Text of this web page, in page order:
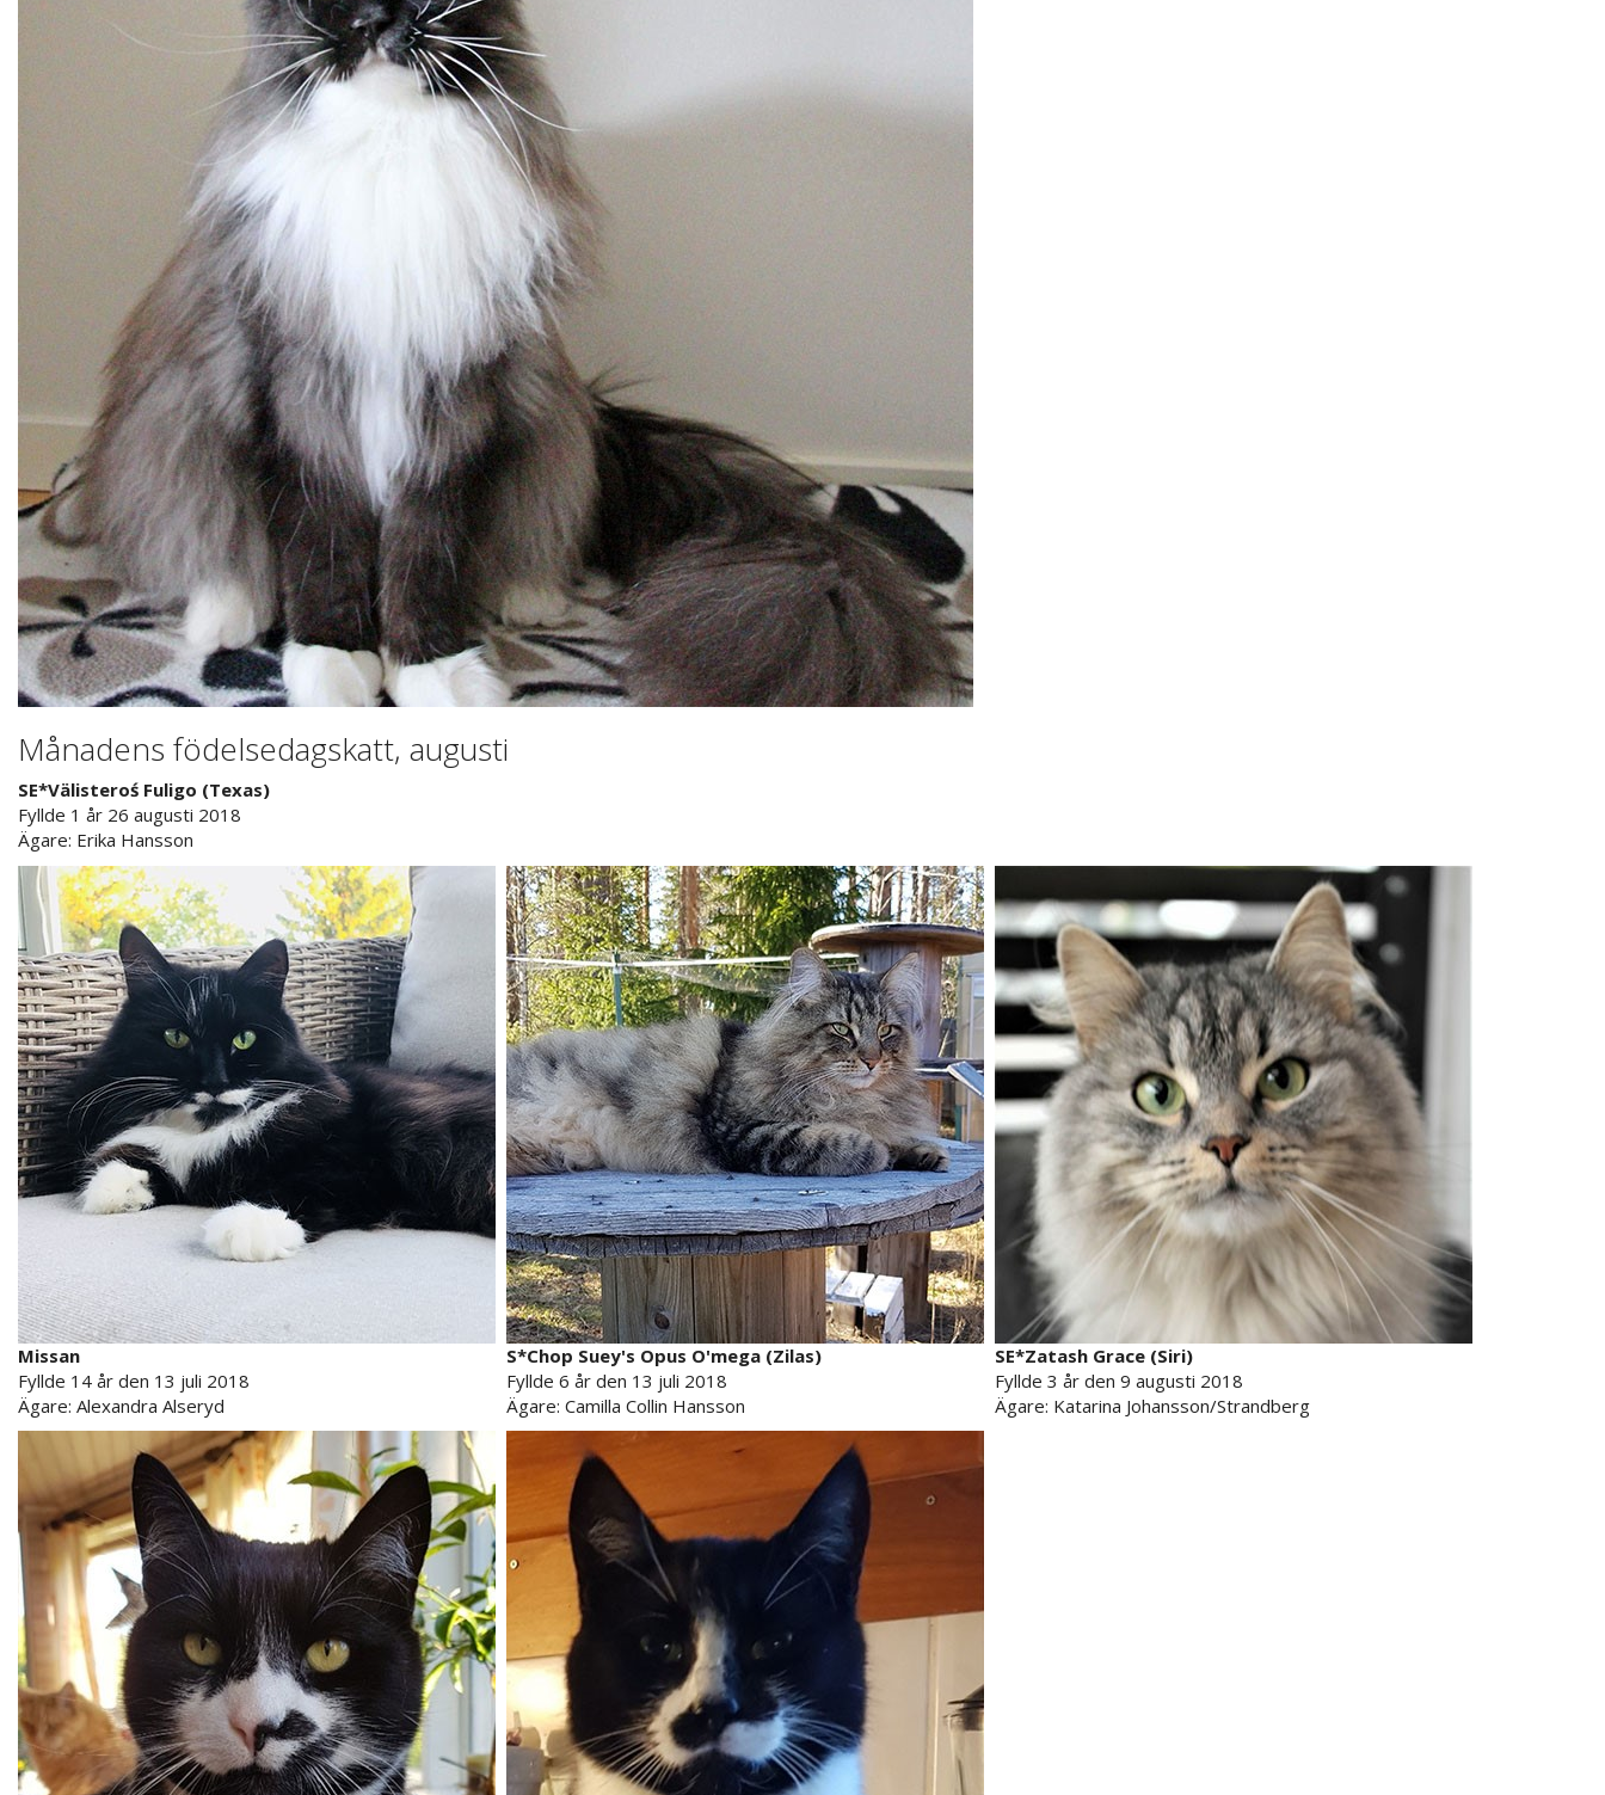
Månadens födelsedagskatt, augusti
SE*Välisteroś Fuligo (Texas)
Fyllde 1 år 26 augusti 2018
Ägare: Erika Hansson
Missan
Fyllde 14 år den 13 juli 2018
Ägare: Alexandra Alseryd
S*Chop Suey's Opus O'mega (Zilas)
Fyllde 6 år den 13 juli 2018
Ägare: Camilla Collin Hansson
SE*Zatash Grace (Siri)
Fyllde 3 år den 9 augusti 2018
Ägare: Katarina Johansson/Strandberg